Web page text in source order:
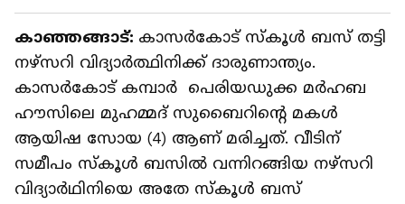
കാഞ്ഞങ്ങാട്: കാസർകോട് സ്കൂൾ ബസ് തട്ടി
നഴ്സറി വിദ്യാർത്ഥിനിക്ക് ദാരുണാന്ത്യം.
കാസർകോട് കമ്പാർ പെരിയഡുക്ക മർഹബ
ഹൗസിലെ മുഹമ്മദ് സുബൈറിന്‍റെ മകൾ
ആയിഷ സോയ (4) ആണ് മരിച്ചത്. വീടിന്
സമീപം സ്കൂൾ ബസിൽ വന്നിറങ്ങിയ നഴ്‌സറി
വിദ്യാർഥിനിയെ അതേ സ്‌കൂൾ ബസ്